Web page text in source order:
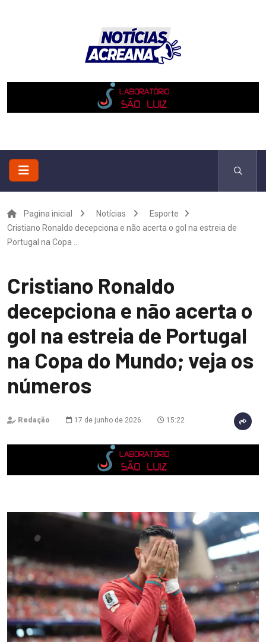
Pagina inicial Notícias
Esporte
Cristiano Ronaldo decepciona e não acerta o gol na estreia de
Portugal na Copa ...
Cristiano Ronaldo
decepciona e não acerta o
gol na estreia de Portugal
na Copa do Mundo; veja os
números
Redação 17 de junho de 2026 15:22